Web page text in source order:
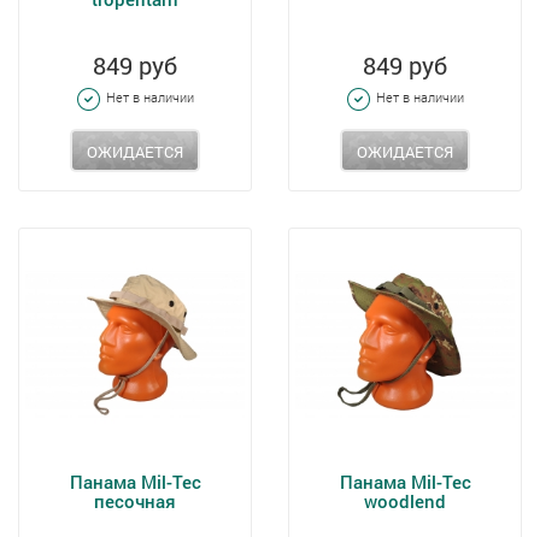
849 руб
Нет в наличии
ОЖИДАЕТСЯ
849 руб
Нет в наличии
ОЖИДАЕТСЯ
Панама Mil-Tec
песочная
Панама Mil-Tec
woodlend